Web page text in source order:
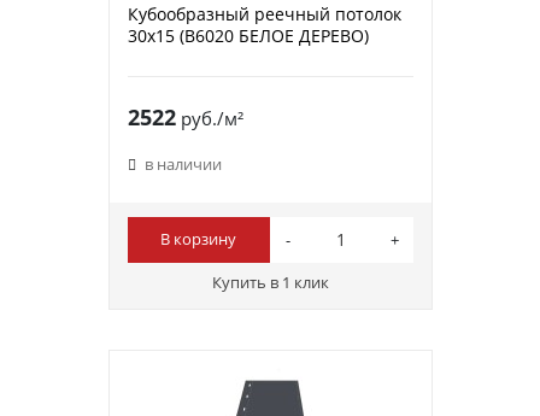
Кубообразный реечный потолок
30х15 (B6020 БЕЛОЕ ДЕРЕВО)
2522руб./м²
в наличии
В корзину
Купить в 1 клик